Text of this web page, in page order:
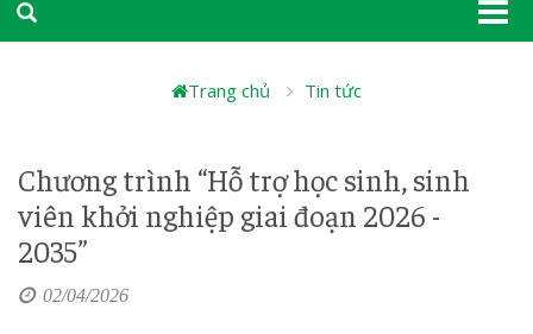
Trang chủ Tin tức
Chương trình “Hỗ trợ học sinh, sinh
viên khởi nghiệp giai đoạn 2026 -
2035”
02/04/2026